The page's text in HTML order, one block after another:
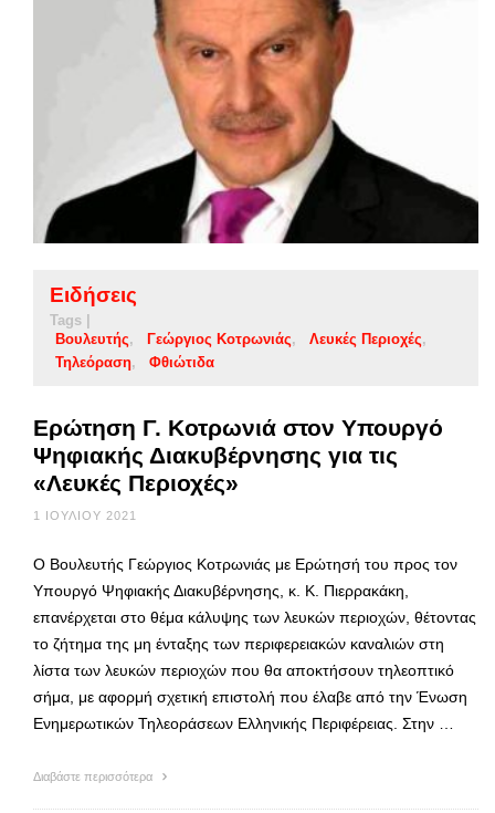
Ειδήσεις
Tags |
Βουλευτής
Γεώργιος Κοτρωνιάς
Λευκές Περιοχές
Τηλεόραση
Φθιώτιδα
Ερώτηση Γ. Κοτρωνιά στον Υπουργό
Ψηφιακής Διακυβέρνησης για τις
«Λευκές Περιοχές»
1 ΙΟΥΛΊΟΥ 2021
O Βουλευτής Γεώργιος Κοτρωνιάς με Ερώτησή του προς τον
Υπουργό Ψηφιακής Διακυβέρνησης, κ. Κ. Πιερρακάκη,
επανέρχεται στο θέμα κάλυψης των λευκών περιοχών, θέτοντας
το ζήτημα της μη ένταξης των περιφερειακών καναλιών στη
λίστα των λευκών περιοχών που θα αποκτήσουν τηλεοπτικό
σήμα, με αφορμή σχετική επιστολή που έλαβε από την Ένωση
Ενημερωτικών Τηλεοράσεων Ελληνικής Περιφέρειας. Στην …
Διαβάστε περισσότερα